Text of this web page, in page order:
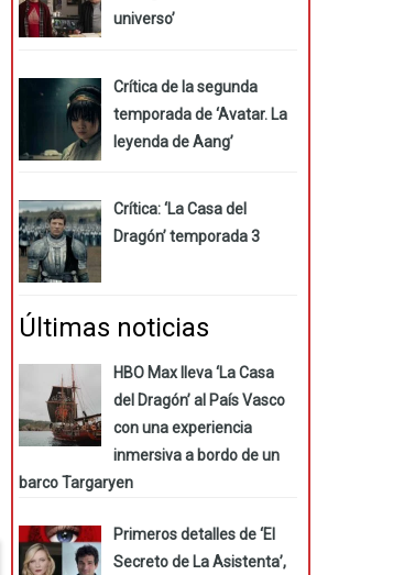
universo’
Crítica de la segunda
temporada de ‘Avatar. La
leyenda de Aang’
Crítica: ‘La Casa del
Dragón’ temporada 3
Últimas noticias
HBO Max lleva ‘La Casa
del Dragón’ al País Vasco
con una experiencia
inmersiva a bordo de un
barco Targaryen
Primeros detalles de ‘El
Secreto de La Asistenta’,